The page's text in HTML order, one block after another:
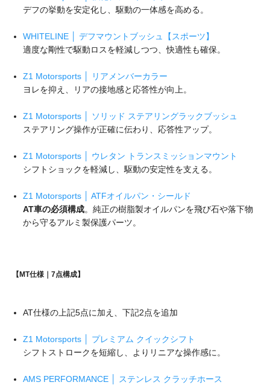
デフの挙動を安定化し、駆動の一体感を高める。
WHITELINE │ デフマウントブッシュ【スポーツ】
適度な剛性で駆動ロスを軽減しつつ、快適性も確保。
Z1 Motorsports │ リアメンバーカラー
ヨレを抑え、リアの接地感と応答性が向上。
Z1 Motorsports │ ソリッド ステアリングラックブッシュ
ステアリング操作が正確に伝わり、応答性アップ。
Z1 Motorsports │ ウレタン トランスミッションマウント
シフトショックを軽減し、駆動の安定性を支える。
Z1 Motorsports │ ATFオイルパン・シールド
AT車の必須構成。純正の樹脂製オイルパンを飛び石や落下物
から守るアルミ製保護パーツ。
【MT仕様｜7点構成】
AT仕様の上記5点に加え、下記2点を追加
Z1 Motorsports │ プレミアム クイックシフト
シフトストロークを短縮し、よりリニアな操作感に。
AMS PERFORMANCE │ ステンレス クラッチホース